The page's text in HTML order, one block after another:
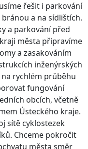
řešit i parkování
a na sídlištích.
a parkování před
města připravíme
a zasakováním
inženýrských
rychlém průběhu
fungování
obcích, včetně
Ústeckého kraje.
sítě cyklostezek
Chceme pokročit
města směr